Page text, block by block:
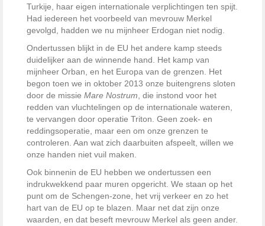
Turkije, haar eigen internationale verplichtingen ten spijt.
Had iedereen het voorbeeld van mevrouw Merkel
gevolgd, hadden we nu mijnheer Erdogan niet nodig.
Ondertussen blijkt in de EU het andere kamp steeds
duidelijker aan de winnende hand. Het kamp van
mijnheer Orban, en het Europa van de grenzen. Het
begon toen we in oktober 2013 onze buitengrens sloten
door de missie Mare Nostrum , die instond voor het
redden van vluchtelingen op de internationale wateren,
te vervangen door operatie Triton. Geen zoek- en
reddingsoperatie, maar een om onze grenzen te
controleren. Aan wat zich daarbuiten afspeelt, willen we
onze handen niet vuil maken.
Ook binnenin de EU hebben we ondertussen een
indrukwekkend paar muren opgericht. We staan op het
punt om de Schengen-zone, het vrij verkeer en zo het
hart van de EU op te blazen. Maar net dat zijn onze
waarden, en dat beseft mevrouw Merkel als geen ander.